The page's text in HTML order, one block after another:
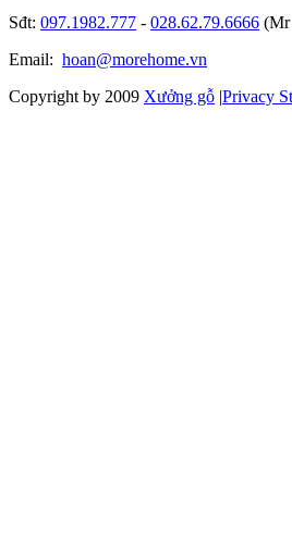
Sđt: 097.1982.777 - 028.62.79.6666 (Mr
Email: hoan@morehome.vn
Copyright by 2009 Xưởng gỗ |Privacy